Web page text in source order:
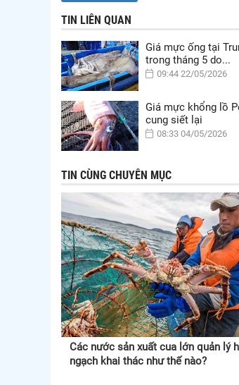
TIN LIÊN QUAN
Giá mực ống tại
trong tháng 5 do...
09:44 22/05/2026
Giá mực khổng lồ
cung siết lại
08:33 04/05/2026
TIN CÙNG CHUYÊN MỤC
Các nước sản xuất cua lớn quản lý
ngạch khai thác như thế nào?